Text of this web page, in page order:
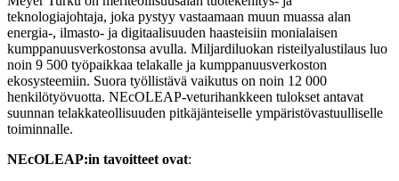
teknologiajohtaja, joka pystyy vastaamaan muun muassa alan
energia-, ilmasto- ja digitaalisuuden haasteisiin monialaisen
kumppanuusverkostonsa avulla. Miljardiluokan risteilyalustilaus luo
noin 9 500 työpaikkaa telakalle ja kumppanuusverkoston
ekosysteemiin. Suora työllistävä vaikutus on noin 12 000
henkilötyövuotta. NEcOLEAP-veturihankkeen tulokset antavat
suunnan telakkateollisuuden pitkäjänteiselle ympäristövastuulliselle
toiminnalle.
NEcOLEAP:in tavoitteet ovat: